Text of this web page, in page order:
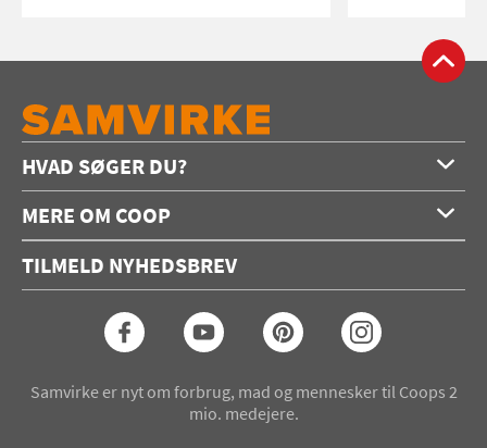
HVAD SØGER DU?
Forside
Opskrifter
Konkurrencer
MERE OM COOP
Annoncering
Coop medlem
TILMELD NYHEDSBREV
Samvirke er nyt om forbrug, mad og mennesker til Coops 2
mio. medejere.